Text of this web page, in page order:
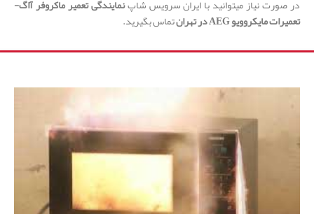
در صورت نیاز میتوانید با ایران سرویس شاپنمایندگی تعمیر ماکروفر آاگ-
تعمیرات مایکروویوAEGدر تهرانتماس بگیرید.